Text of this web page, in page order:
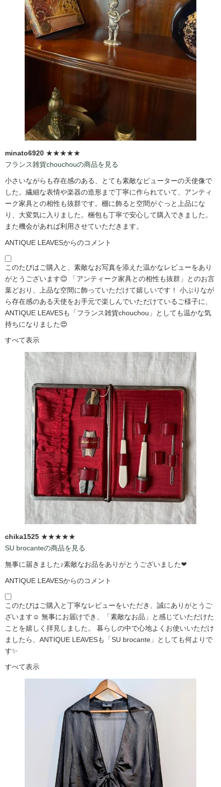
minato6920 ★★★★★
フランス雑貨chouchouの商品を見る
小さいながらも存在感のある、とても素敵なピューターの天使像で
した。繊細な表情や楽器の造形まで丁寧に作られていて、アンティ
ーク家具との相性も抜群です。棚に飾ると空間がぐっと上品にな
り、大変気に入りました。梱包も丁寧で安心して購入できました。
また機会があれば利用させていただきます。
ANTIQUE LEAVESからのコメント
このたびはご購入と、素敵なお写真を添えた温かなレビューをあり
がとうございます😊 「アンティーク家具との相性も抜群」とのお言
葉どおり、上品な空間に飾っていただけて嬉しいです！ 小ぶりなが
ら存在感のある天使をお手元で楽しんでいただけているご様子に、
ANTIQUE LEAVESも「フランス雑貨chouchou」としても温かな気
持ちになりました😍
すべて表示
chika1525 ★★★★★
SU brocanteの商品を見る
無事に届きました♪素敵なお品をありがとうございました❤
ANTIQUE LEAVESからのコメント
このたびはご購入と丁寧なレビューをいただき、誠にありがとうご
ざいます☺️ 無事にお届けでき、「素敵なお品」と感じていただけた
ことを嬉しく拝見しました。 暮らしの中で心地よくお使いいただけ
ましたら、ANTIQUE LEAVESも「SU brocante」としても何よりで
す✨
すべて表示